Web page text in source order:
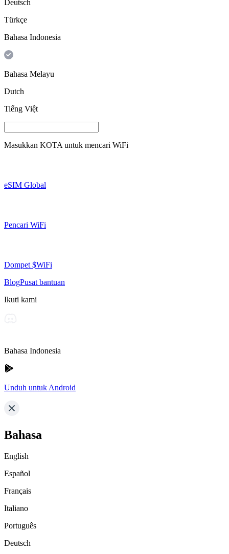
Deutsch
Türkçe
Bahasa Indonesia
Bahasa Melayu
Dutch
Tiếng Việt
Masukkan KOTA untuk mencari WiFi
eSIM Global
Pencari WiFi
Dompet $WiFi
BlogPusat bantuan
Ikuti kami
Bahasa Indonesia
Unduh untuk Android
Bahasa
English
Español
Français
Italiano
Português
Deutsch